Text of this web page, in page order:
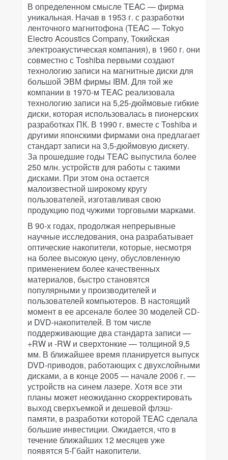
В определенном смысле TEAC — фирма
уникальная. Начав в 1953 г. с разработки
ленточного магнитофона (TEAC — Tokyo
Electro Acoustics Company, Токийская
электроакустическая компания), в 1960 г. они
совместно с Toshiba первыми создают
технологию записи на магнитные диски для
большой ЭВМ фирмы IBM. Для той же
компании в 1970-м TEAC реализовала
технологию записи на 5,25-дюймовые гибкие
диски, которая использовалась в пионерских
разработках ПК. В 1990 г. вместе с Toshiba и
другими японскими фирмами она предлагает
стандарт записи на 3,5-дюймовую дискету.
За прошедшие годы TEAC выпустила более
250 млн. устройств для работы с такими
дисками. При этом она остается
малоизвестной широкому кругу
пользователей, изготавливая свою
продукцию под чужими торговыми марками.
В 90-х годах, продолжая непрерывные
научные исследования, она разрабатывает
оптические накопители, которые, несмотря
на более высокую цену, обусловленную
применением более качественных
материалов, быстро становятся
популярными у производителей и
пользователей компьютеров. В настоящий
момент в ее арсенале более 30 моделей CD-
и DVD-накопителей. В том числе
поддерживающие два стандарта записи —
+RW и -RW и сверхтонкие — толщиной 9,5
мм. В ближайшее время планируется выпуск
DVD-приводов, работающих с двухслойными
дисками, а в конце 2005 — начале 2006 г. —
устройств на синем лазере. Хотя все эти
планы может неожиданно скорректировать
выход сверхъемкой и дешевой флэш-
памяти, в разработки которой TEAC сделала
большие инвестиции. Ожидается, что в
течение ближайших 12 месяцев уже
появятся 5-Гбайт накопители.